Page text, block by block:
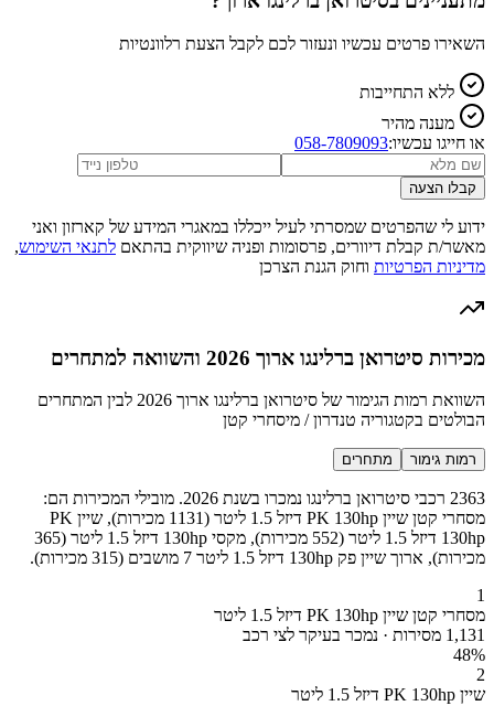
השאירו פרטים עכשיו ונעזור לכם לקבל הצעת רלוונטיות
ללא התחייבות
מענה מהיר
או חייגו עכשיו:058-7809093
קבלו הצעה
ידוע לי שהפרטים שמסרתי לעיל ייכללו במאגרי המידע של קארזון ואני
מאשר/ת קבלת דיוורים, פרסומות ופניה שיווקית בהתאם לתנאי השימוש,
מדיניות הפרטיות וחוק הגנת הצרכן
מכירות סיטרואן ברלינגו ארוך 2026 והשוואה למתחרים
השוואת רמות הגימור של סיטרואן ברלינגו ארוך 2026 לבין המתחרים
הבולטים בקטגוריה טנדרון / מיסחרי קטן
רמות גימור מתחרים
2363 רכבי סיטרואן ברלינגו נמכרו בשנת 2026. מובילי המכירות הם:
מסחרי קטן שיין PK 130hp דיזל 1.5 ליטר (1131 מכירות), שיין PK
130hp דיזל 1.5 ליטר (552 מכירות), מקסי 130hp דיזל 1.5 ליטר (365
מכירות), ארוך שיין פק 130hp דיזל 1.5 ליטר 7 מושבים (315 מכירות).
1
מסחרי קטן שיין PK 130hp דיזל 1.5 ליטר
1,131 מסירות · נמכר בעיקר לצי רכב
48%
2
שיין PK 130hp דיזל 1.5 ליטר